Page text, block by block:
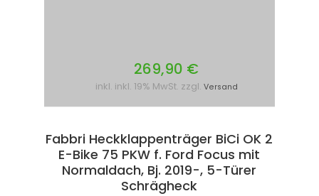
269,90 €
inkl. inkl. 19% MwSt. zzgl. Versand
Fabbri Heckklappenträger BiCi OK 2
E-Bike 75 PKW f. Ford Focus mit
Normaldach, Bj. 2019-, 5-Türer
Schrägheck